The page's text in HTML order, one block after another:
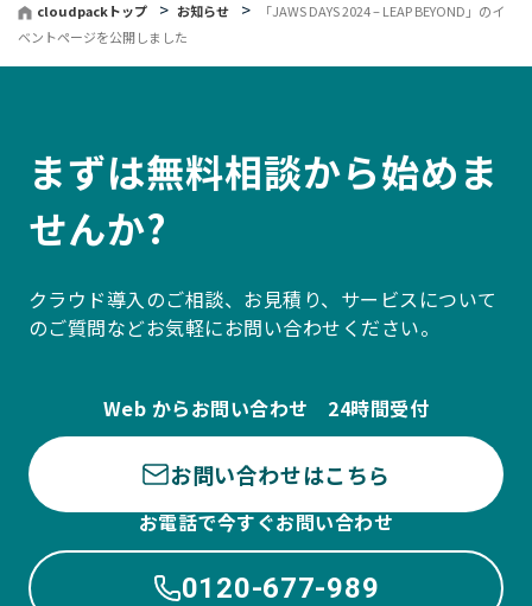
cloudpackトップ お知らせ
「JAWS DAYS 2024 – LEAP BEYOND」のイ
ベントページを公開しました
まずは無料相談から始めま
せんか?
クラウド導入のご相談、お見積り、サービスについて
のご質問などお気軽にお問い合わせください。
Web からお問い合わせ 24時間受付
お問い合わせはこちら
お電話で今すぐお問い合わせ
0120-677-989